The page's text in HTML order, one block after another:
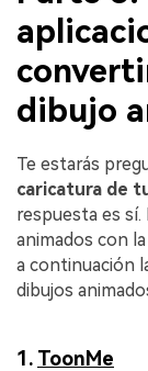
dibujo
Te estarás
caricatura de
respuesta es
animados con
a continuación
dibujos
1. ToonMe